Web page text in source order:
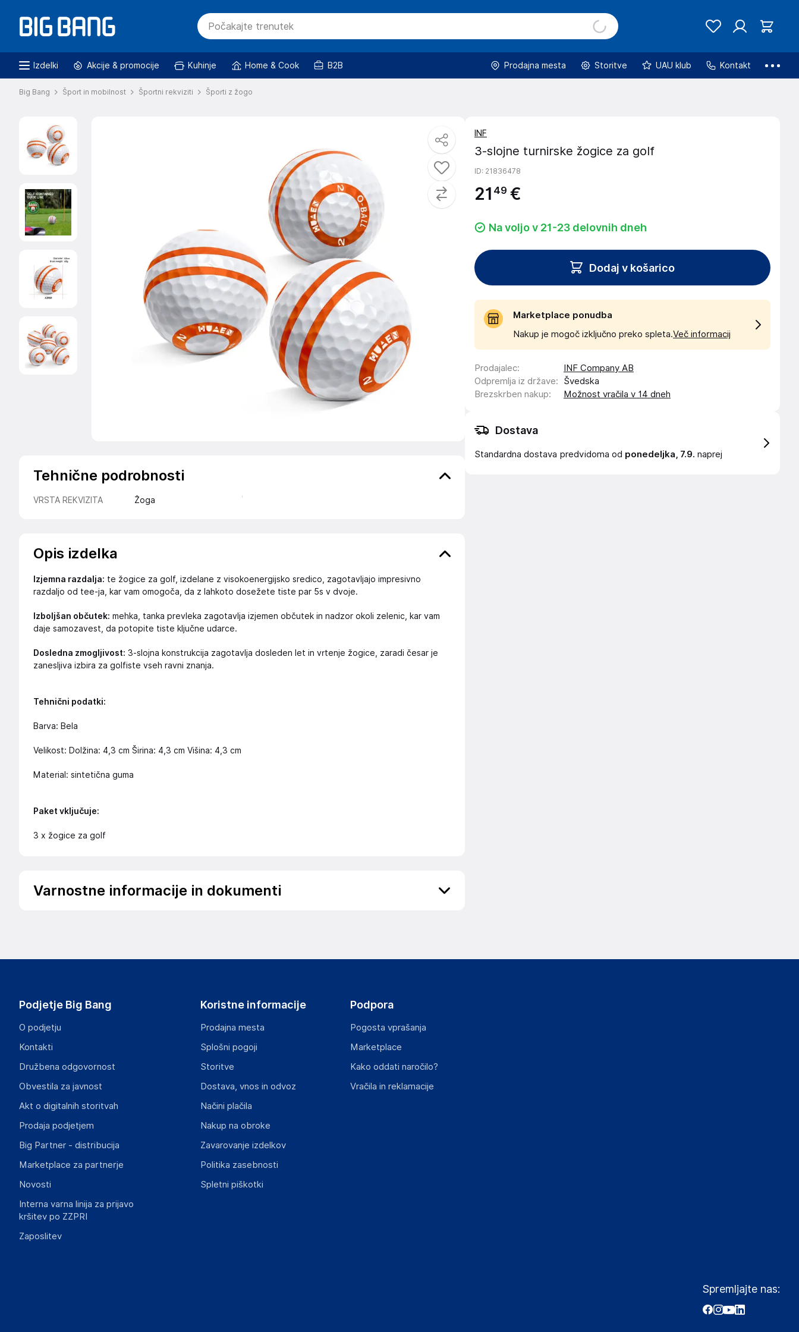
Izdelki Akcije & promocije Kuhinje Home & Cook B2B Prodajna mesta Storitve UAU klub Kontakt
Big Bang Šport in mobilnost Športni rekviziti Športi z žogo
Tehnične podrobnosti
VRSTA REKVIZITA Žoga
Opis izdelka
Izjemna razdalja: te žogice za golf, izdelane z visokoenergijsko sredico, zagotavljajo impresivno
razdaljo od tee-ja, kar vam omogoča, da z lahkoto dosežete tiste par 5s v dvoje.
Izboljšan občutek: mehka, tanka prevleka zagotavlja izjemen občutek in nadzor okoli zelenic, kar vam
daje samozavest, da potopite tiste ključne udarce.
Dosledna zmogljivost: 3-slojna konstrukcija zagotavlja dosleden let in vrtenje žogice, zaradi česar je
zanesljiva izbira za golfiste vseh ravni znanja.
Tehnični podatki:
Barva: Bela
Velikost: Dolžina: 4,3 cm Širina: 4,3 cm Višina: 4,3 cm
Material: sintetična guma
Paket vključuje:
3 x žogice za golf
Varnostne informacije in dokumenti
Podatki o proizvajalcu vključujejo informacije (naziv, naslov, državo in elektronski naslov) povezane s
ROOM 1502(A), EASEY COMMERCIAL BUILDING, 253-261 HENNESSY ROAD,WANCHAI, 000 Hong Kong
HK
Odgovorna oseba v EU
INF Company AB
Sweden
support@inf.se
Slike o varnosti izdelka vsebujejo opozorila na embalaži izdelka in lahko vključujejo ključne varnostne
informacije, povezane z določenim izdelkom.
INF
3-slojne turnirske žogice za golf
ID: 21836478
21 49 €
Na voljo v 21-23 delovnih dneh
Dodaj v košarico
Marketplace ponudba
Nakup je mogoč izključno preko spleta.Več informacij
Prodajalec:
INF Company AB
Odpremlja iz države:
Švedska
Brezskrben nakup: Možnost vračila v 14 dneh
Dostava
Standardna dostava predvidoma od ponedeljka, 7.9. naprej
Podjetje Big Bang
O podjetju
Kontakti
Družbena odgovornost
Obvestila za javnost
Akt o digitalnih storitvah
Prodaja podjetjem
Big Partner - distribucija
Marketplace za partnerje
Novosti
Interna varna linija za prijavo
kršitev po ZZPRI
Zaposlitev
Koristne informacije
Prodajna mesta
Splošni pogoji
Storitve
Dostava, vnos in odvoz
Načini plačila
Nakup na obroke
Zavarovanje izdelkov
Politika zasebnosti
Spletni piškotki
Podpora
Pogosta vprašanja
Marketplace
Kako oddati naročilo?
Vračila in reklamacije
Spremljajte nas: